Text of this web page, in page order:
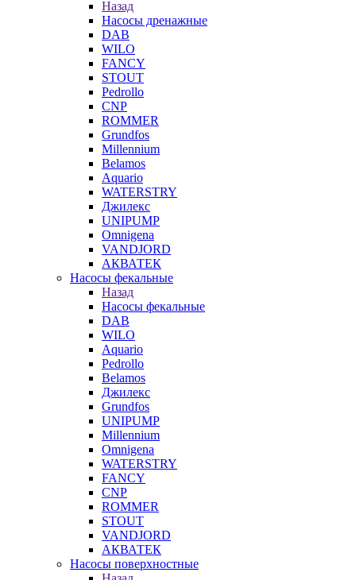
Назад
Насосы дренажные
DAB
WILO
FANCY
STOUT
Pedrollo
CNP
ROMMER
Grundfos
Millennium
Belamos
Aquario
WATERSTRY
Джилекс
UNIPUMP
Omnigena
VANDJORD
АКВАТЕК
Насосы фекальные
Назад
Насосы фекальные
DAB
WILO
Aquario
Pedrollo
Belamos
Джилекс
Grundfos
UNIPUMP
Millennium
Omnigena
WATERSTRY
FANCY
CNP
ROMMER
STOUT
VANDJORD
АКВАТЕК
Насосы поверхностные